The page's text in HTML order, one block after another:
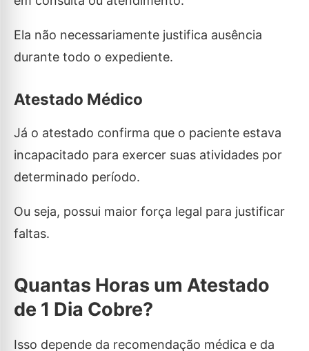
Ela não necessariamente justifica ausência
durante todo o expediente.
Atestado Médico
Já o atestado confirma que o paciente estava
incapacitado para exercer suas atividades por
determinado período.
Ou seja, possui maior força legal para justificar
faltas.
Quantas Horas um Atestado
de 1 Dia Cobre?
Isso depende da recomendação médica e da